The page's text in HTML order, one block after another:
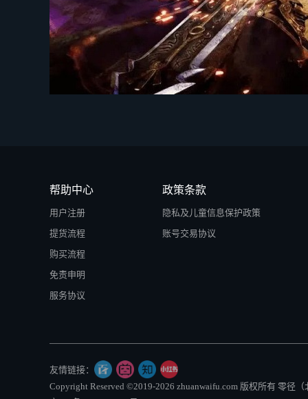
帮助中心
用户注册
提货流程
购买流程
免责申明
服务协议
政策条款
隐私及儿童信息保护政策
账号交易协议
友情链接：
Copyright Reserved ©2019-2026 zhuanwaifu.com 版权所有 零径